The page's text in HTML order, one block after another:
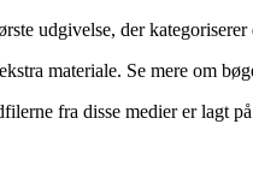
udgivelse, der kategoriserer
materiale. Se mere om
fra disse medier er lagt